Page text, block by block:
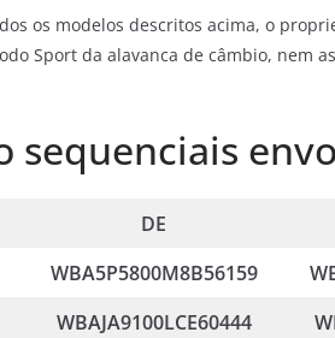
os modelos descritos acima, o
Sport da alavanca de câmbio, nem
sequenciais
DE
WBA5P5800M8B56159
WBAJA9100LCE60444